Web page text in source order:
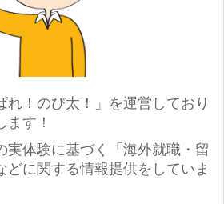
れ！のび太！」を運営しており
す！
実体験に基づく「海外就職・留
どに関する情報提供をしていま